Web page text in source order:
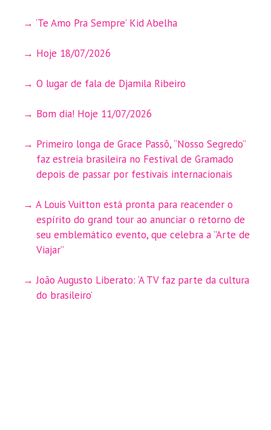
‘Te Amo Pra Sempre’ Kid Abelha
Hoje 18/07/2026
O lugar de fala de Djamila Ribeiro
Bom dia! Hoje 11/07/2026
Primeiro longa de Grace Passô, “Nosso Segredo”
faz estreia brasileira no Festival de Gramado
depois de passar por festivais internacionais
A Louis Vuitton está pronta para reacender o
espírito do grand tour ao anunciar o retorno de
seu emblemático evento, que celebra a ”Arte de
Viajar”
João Augusto Liberato: ‘A TV faz parte da cultura
do brasileiro’